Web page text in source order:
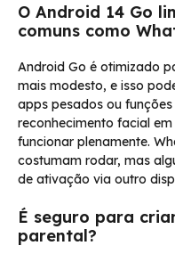
O Android 14 Go
comuns como
Android Go é otimizado
mais modesto, e isso
apps pesados ou
reconhecimento facial
funcionar plenamente.
costumam rodar, mas
de ativação via outro
É seguro para
parental?